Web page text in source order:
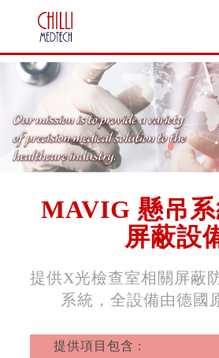
MAVIG 懸吊
屏蔽設
提供X光檢查室相關屏蔽
系統，全設備由德國
提供項目包含 :